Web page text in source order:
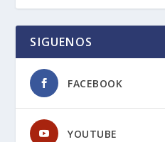
SIGUENOS
FACEBOOK
YOUTUBE